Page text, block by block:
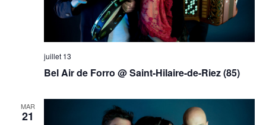
juillet 13
Bel Air de Forro @ Saint-Hilaire-de-Riez (85)
MAR
21